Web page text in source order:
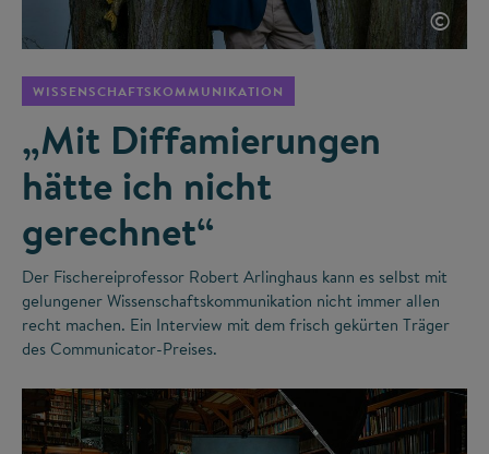
©
WISSENSCHAFTSKOMMUNIKATION
„Mit Diffamierungen
hätte ich nicht
gerechnet“
Der Fischereiprofessor Robert Arlinghaus kann es selbst mit
gelungener Wissenschaftskommunikation nicht immer allen
recht machen. Ein Interview mit dem frisch gekürten Träger
des Communicator-Preises.